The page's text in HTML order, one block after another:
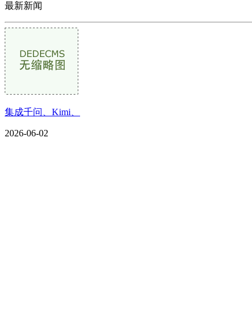
最新新闻
集成千问、Kimi、
2026-06-02